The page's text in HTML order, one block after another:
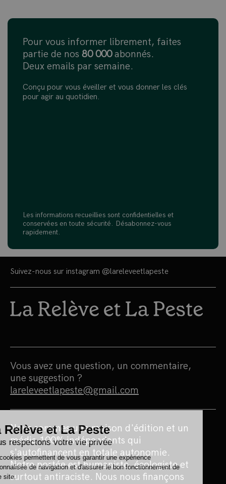
Pour vous informer librement, faites
partie de nos 80 000abonnés.
Deux emails par semaine.
Conçu pour vous éveiller et vous donner les clés
pour agir au quotidien.
Les informations recueillies sont confidentielles et
conservées en toute sécurité. Désabonnez-vous
rapidement.
Suivez-nous sur instagram @lareleveetlapeste
Vous avez une question, un commentaire,
une suggestion ?
lareleveetlapeste@gmail.com
Nous sommes une maison d'édition et un
média 100% indépendants qui
s'autofinancent en totale autonomie.
Notre portée est humaniste, écologiste et
surtout antiraciste. Nous nous finançons